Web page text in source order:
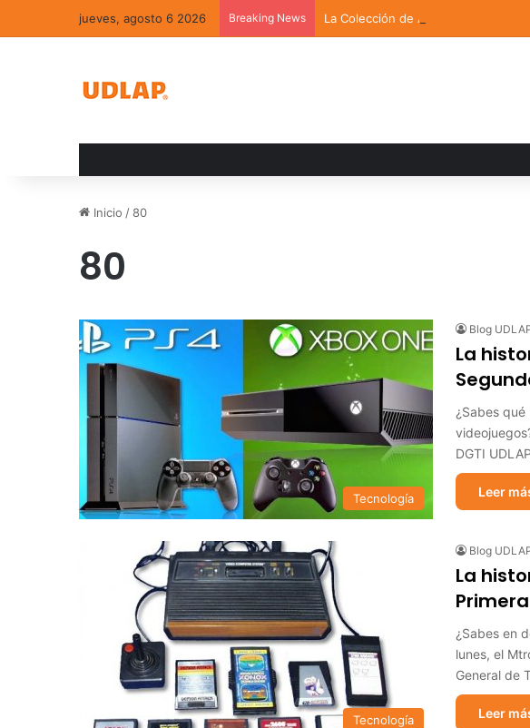
jueves, agosto 6 2026 Breaking News La Colección de Arte UDLAP
Inicio /80
80
Tecnología
Blog
La
¿Sabes
DGTI
Leer
Tecnología
Blog
La
¿Sabes en
lunes, el
General de
Leer